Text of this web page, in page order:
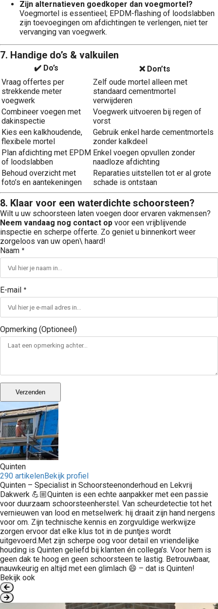
Zijn alternatieven goedkoper dan voegmortel?
Voegmortel is essentieel; EPDM-flashing of loodslabben
zijn toevoegingen om afdichtingen te verlengen, niet ter
vervanging van voegwerk.
7. Handige do’s & valkuilen
✔️ Do’s
❌ Don’ts
Vraag offertes per
strekkende meter
voegwerk
Zelf oude mortel alleen met
standaard cementmortel
verwijderen
Combineer voegen met
dakinspectie
Voegwerk uitvoeren bij regen of
vorst
Kies een kalkhoudende,
flexibele mortel
Gebruik enkel harde cementmortels
zonder kalkdeel
Plan afdichting met EPDM
of loodslabben
Enkel voegen opvullen zonder
naadloze afdichting
Behoud overzicht met
foto’s en aantekeningen
Reparaties uitstellen tot er al grote
schade is ontstaan
8. Klaar voor een water­dichte schoorsteen?
Wilt u uw schoorsteen laten voegen door ervaren vakmensen?
Neem vandaag nog contact op voor een vrijblijvende
inspectie en scherpe offerte. Zo geniet u binnenkort weer
zorgeloos van uw open\ haard!
Naam *
E-mail *
Opmerking (Optioneel)
Verzenden
Quinten
290 artikelenBekijk profiel
Quinten – Specialist in Schoorsteenonderhoud en Lekvrij
Dakwerk 💪🏼Quinten is een echte aanpakker met een passie
voor duurzaam schoorsteenherstel. Van scheurdetectie tot het
vernieuwen van lood en metselwerk: hij draait zijn hand nergens
voor om. Zijn technische kennis en zorgvuldige werkwijze
zorgen ervoor dat elke klus tot in de puntjes wordt
uitgevoerd.Met zijn scherpe oog voor detail en vriendelijke
houding is Quinten geliefd bij klanten én collega’s. Voor hem is
geen dak te hoog en geen schoorsteen te lastig. Betrouwbaar,
nauwkeurig en altijd met een glimlach 😄 – dat is Quinten!
Bekijk ook